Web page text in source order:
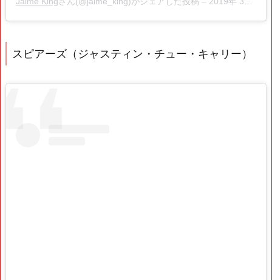
スピアーズ（ジャスティン・チュー・キャリー）